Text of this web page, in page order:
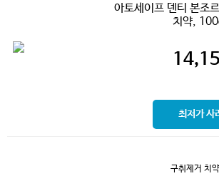
아토세이프 덴티 본조
치약,
최저가 사
구취제거 치약